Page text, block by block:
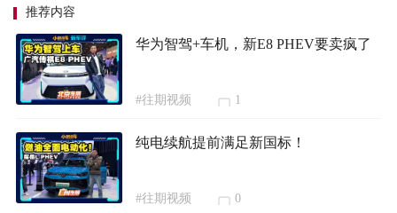
推荐内容
华为智驾+车机，新E8 PHEV要卖疯了
#往期视频 1
纯电续航提前满足新国标！
#往期视频 0